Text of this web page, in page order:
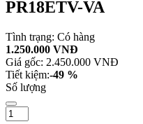
PR18ETV-VA
Tình trạng: Có hàng
1.250.000 VNĐ
Giá gốc: 2.450.000 VNĐ
Tiết kiệm:-49 %
Số lượng